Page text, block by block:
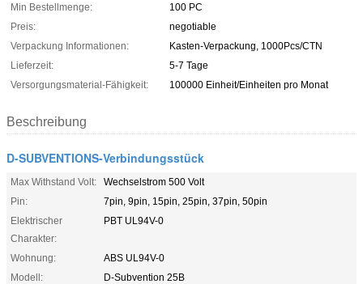
Min Bestellmenge:
100 PC
Preis:
negotiable
Verpackung Informationen:
Kasten-Verpackung, 1000Pcs/CTN
Lieferzeit:
5-7 Tage
Versorgungsmaterial-Fähigkeit:
100000 Einheit/Einheiten pro Monat
Beschreibung
D-SUBVENTIONS-Verbindungsstück
Max Withstand Volt:
Wechselstrom 500 Volt
Pin:
7pin, 9pin, 15pin, 25pin, 37pin, 50pin
Elektrischer
Charakter:
PBT UL94V-0
Wohnung:
ABS UL94V-0
Modell:
D-Subvention 25B